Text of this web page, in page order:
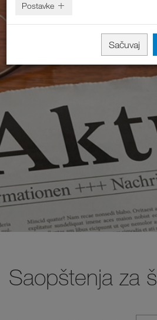
Saopštenja za
Postavke
Sačuvaj